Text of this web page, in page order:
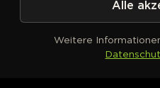
Kein
Alle
Weitere